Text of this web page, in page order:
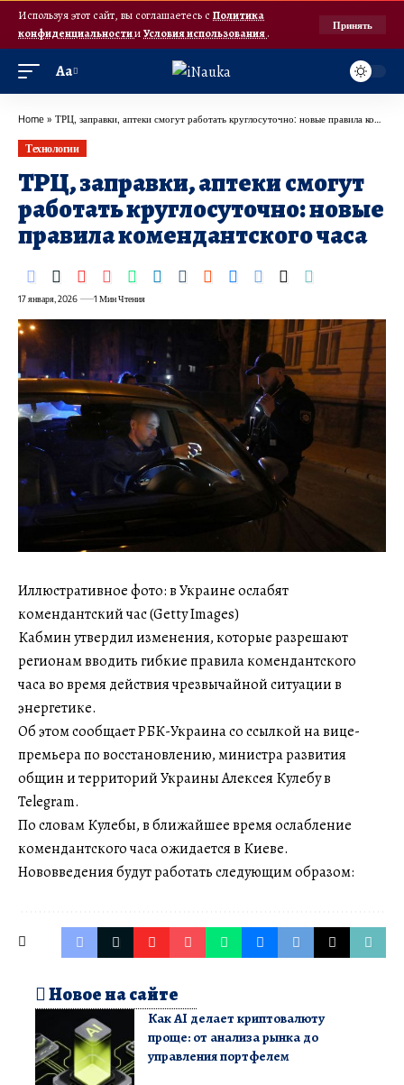
Используя этот сайт, вы соглашаетесь с Политика
конфиденциальностииУсловия использования.
Принять
Аа
Home » ТРЦ, заправки, аптеки смогут работать круглосуточно: новые правила комендантского часа
Технологии
ТРЦ, заправки, аптеки смогут
работать круглосуточно: новые
правила комендантского часа
17 января, 2026 1 Мин Чтения
Иллюстративное фото: в Украине ослабят
комендантский час (Getty Images)
Кабмин утвердил изменения, которые разрешают
регионам вводить гибкие правила комендантского
часа во время действия чрезвычайной ситуации в
энергетике.
Об этом сообщает РБК-Украина со ссылкой на вице-
премьера по восстановлению, министра развития
общин и территорий Украины Алексея Кулебу в
Telegram.
По словам Кулебы, в ближайшее время ослабление
комендантского часа ожидается в Киеве.
Нововведения будут работать следующим образом:
Новое на сайте
Как AI делает криптовалюту
проще: от анализа рынка до
управления портфелем